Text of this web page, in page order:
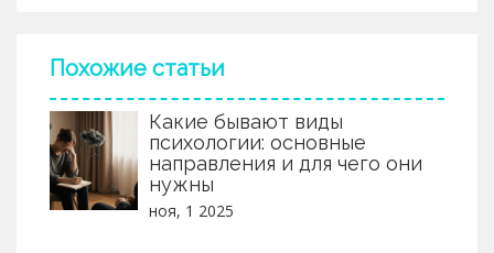
Похожие статьи
Какие бывают виды
психологии: основные
направления и для чего они
нужны
ноя, 1 2025